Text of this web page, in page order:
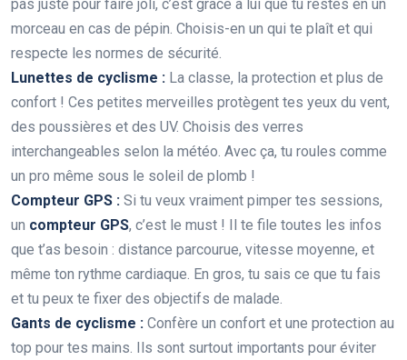
pas juste pour faire joli, c’est grâce à lui que tu restes en un
morceau en cas de pépin. Choisis-en un qui te plaît et qui
respecte les normes de sécurité.
Lunettes de cyclisme : La classe, la protection et plus de
confort ! Ces petites merveilles protègent tes yeux du vent,
des poussières et des UV. Choisis des verres
interchangeables selon la météo. Avec ça, tu roules comme
un pro même sous le soleil de plomb !
Compteur GPS : Si tu veux vraiment pimper tes sessions,
un compteur GPS, c’est le must ! Il te file toutes les infos
que t’as besoin : distance parcourue, vitesse moyenne, et
même ton rythme cardiaque. En gros, tu sais ce que tu fais
et tu peux te fixer des objectifs de malade.
Gants de cyclisme : Confère un confort et une protection au
top pour tes mains. Ils sont surtout importants pour éviter